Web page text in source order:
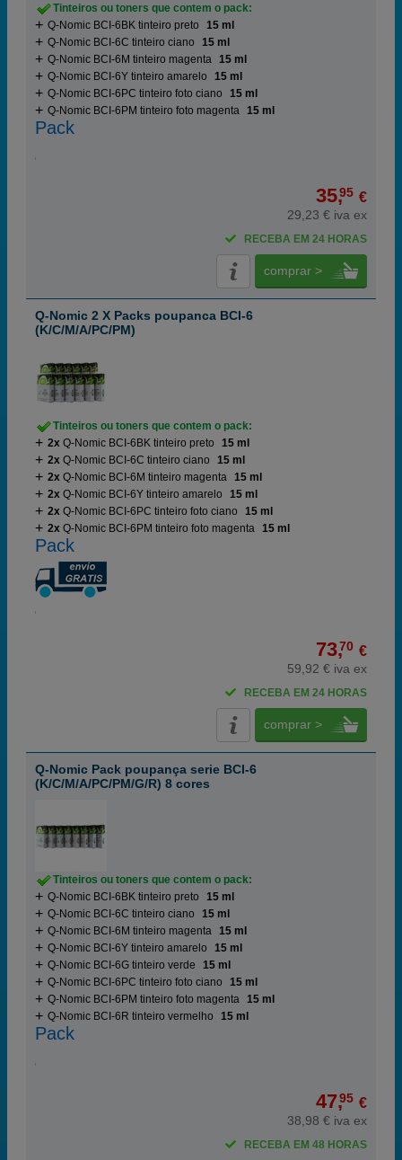
Tinteiros ou toners que contem o pack:
Q-Nomic BCI-6BK tinteiro preto
15 ml
Q-Nomic BCI-6C tinteiro ciano
15 ml
Q-Nomic BCI-6M tinteiro magenta 15 ml
Q-Nomic BCI-6Y tinteiro amarelo
15 ml
Q-Nomic BCI-6PC tinteiro foto ciano
15 ml
Q-Nomic BCI-6PM tinteiro foto magenta 15 ml
Pack
35,95 €
29,23 € iva ex
RECEBA EM 24 HORAS
comprar >
Q-Nomic 2 X Packs poupanca BCI-6
(K/C/M/A/PC/PM)
Tinteiros ou toners que contem o pack:
2x Q-Nomic BCI-6BK tinteiro preto
15 ml
2x Q-Nomic BCI-6C tinteiro ciano
15 ml
2x Q-Nomic BCI-6M tinteiro magenta 15 ml
2x Q-Nomic BCI-6Y tinteiro amarelo
15 ml
2x Q-Nomic BCI-6PC tinteiro foto ciano
15 ml
2x Q-Nomic BCI-6PM tinteiro foto magenta 15 ml
Pack
73,70 €
59,92 € iva ex
RECEBA EM 24 HORAS
comprar >
Q-Nomic Pack poupança serie BCI-6
(K/C/M/A/PC/PM/G/R) 8 cores
Tinteiros ou toners que contem o pack:
Q-Nomic BCI-6BK tinteiro preto
15 ml
Q-Nomic BCI-6C tinteiro ciano
15 ml
Q-Nomic BCI-6M tinteiro magenta 15 ml
Q-Nomic BCI-6Y tinteiro amarelo
15 ml
Q-Nomic BCI-6G tinteiro verde
15 ml
Q-Nomic BCI-6PC tinteiro foto ciano
15 ml
Q-Nomic BCI-6PM tinteiro foto magenta 15 ml
Q-Nomic BCI-6R tinteiro vermelho
15 ml
Pack
47,95 €
38,98 € iva ex
RECEBA EM 48 HORAS